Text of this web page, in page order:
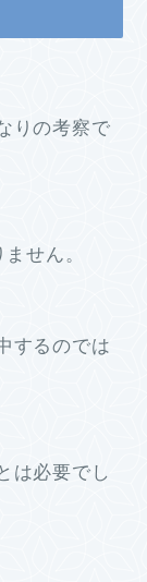
りの考察で
せん。
するのでは
は必要でし